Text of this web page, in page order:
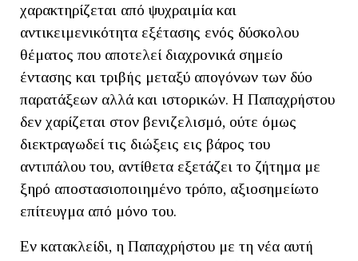
χαρακτηρίζεται από ψυχραιμία και
αντικειμενικότητα εξέτασης ενός δύσκολου
θέματος που αποτελεί διαχρονικά σημείο
έντασης και τριβής μεταξύ απογόνων των δύο
παρατάξεων αλλά και ιστορικών. Η Παπαχρήστου
δεν χαρίζεται στον βενιζελισμό, ούτε όμως
διεκτραγωδεί τις διώξεις εις βάρος του
αντιπάλου του, αντίθετα εξετάζει το ζήτημα με
ξηρό αποστασιοποιημένο τρόπο, αξιοσημείωτο
επίτευγμα από μόνο του.
Εν κατακλείδι, η Παπαχρήστου με τη νέα αυτή